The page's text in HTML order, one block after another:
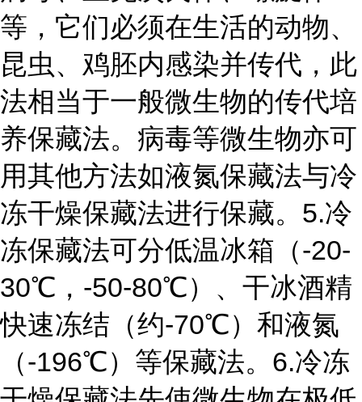
等，它们必须在生活的动物、
昆虫、鸡胚内感染并传代，此
法相当于一般微生物的传代培
养保藏法。病毒等微生物亦可
用其他方法如液氮保藏法与冷
冻干燥保藏法进行保藏。 5.冷
冻保藏法可分低温冰箱（-20-
30℃，-50-80℃）、干冰酒精
快速冻结（约-70℃）和液氮
（-196℃）等保藏法。 6.冷冻